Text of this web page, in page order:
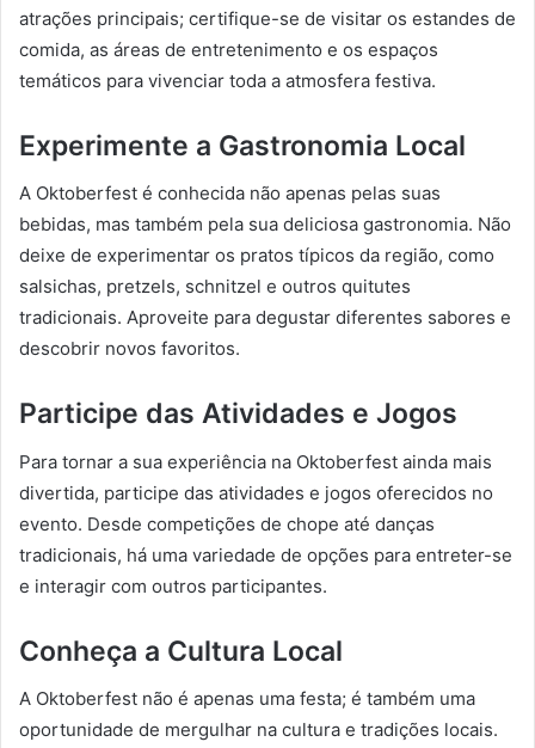
atrações principais; certifique-se de visitar os estandes de
comida, as áreas de entretenimento e os espaços
temáticos para vivenciar toda a atmosfera festiva.
Experimente a Gastronomia Local
A Oktoberfest é conhecida não apenas pelas suas
bebidas, mas também pela sua deliciosa gastronomia. Não
deixe de experimentar os pratos típicos da região, como
salsichas, pretzels, schnitzel e outros quitutes
tradicionais. Aproveite para degustar diferentes sabores e
descobrir novos favoritos.
Participe das Atividades e Jogos
Para tornar a sua experiência na Oktoberfest ainda mais
divertida, participe das atividades e jogos oferecidos no
evento. Desde competições de chope até danças
tradicionais, há uma variedade de opções para entreter-se
e interagir com outros participantes.
Conheça a Cultura Local
A Oktoberfest não é apenas uma festa; é também uma
oportunidade de mergulhar na cultura e tradições locais.